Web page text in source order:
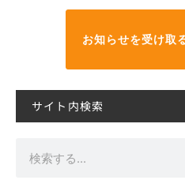
お知らせを受け取
サイト内検索